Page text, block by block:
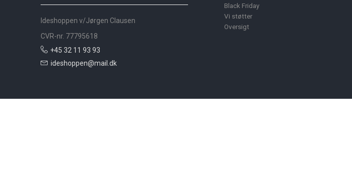
Ideshoppen v/Jørgen Clausen
CVR-nr. 77795618
+45 32 11 93 93
ideshoppen@mail.dk
Black Friday
Vi støtter
Oversigt